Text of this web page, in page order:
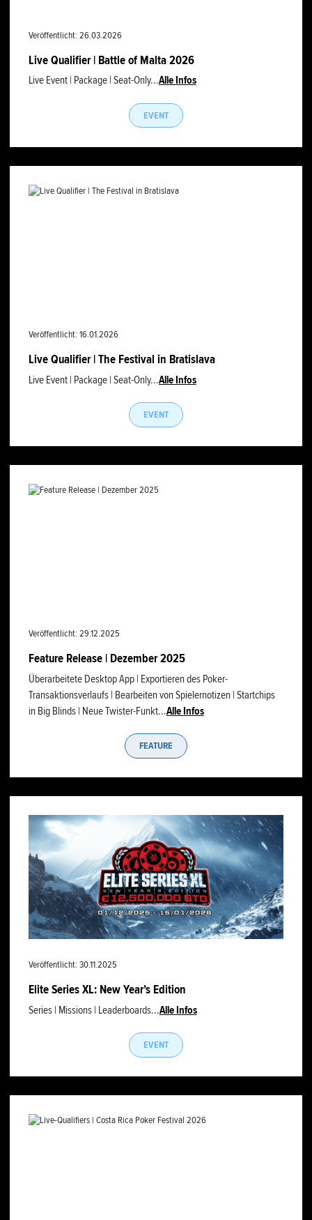
Veröffentlicht: 26.03.2026
Live Qualifier | Battle of Malta 2026
Live Event | Package | Seat-Only...Alle Infos
EVENT
Veröffentlicht: 16.01.2026
Live Qualifier | The Festival in Bratislava
Live Event | Package | Seat-Only...Alle Infos
EVENT
Veröffentlicht: 29.12.2025
Feature Release | Dezember 2025
Überarbeitete Desktop App | Exportieren des Poker-
Transaktionsverlaufs | Bearbeiten von Spielernotizen | Startchips
in Big Blinds | Neue Twister-Funkt...Alle Infos
FEATURE
Veröffentlicht: 30.11.2025
Elite Series XL: New Year’s Edition
Series | Missions | Leaderboards...Alle Infos
EVENT